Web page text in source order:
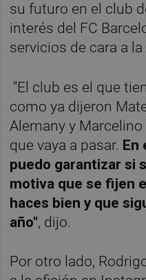
su futuro en el club
interés del FC
servicios de cara a
"El club es el que
como ya dijeron
Alemany y Marcelino
que vaya a pasar. En
puedo garantizar si
motiva que se fijen
haces bien y que
año", dijo.
Por otro lado,